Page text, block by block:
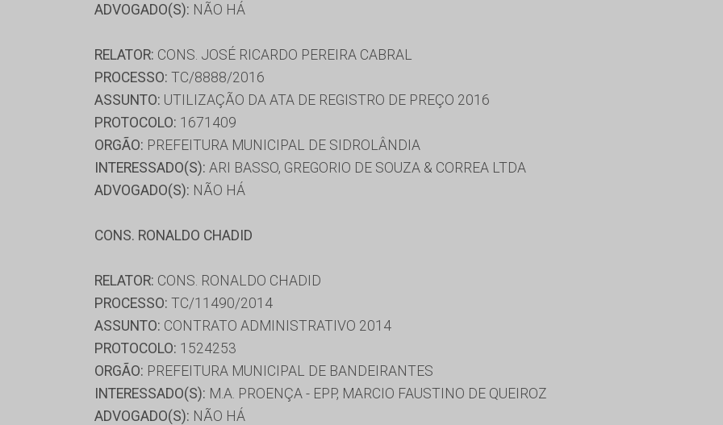
ADVOGADO(S): NÃO HÁ
RELATOR: CONS. JOSÉ RICARDO PEREIRA CABRAL
PROCESSO: TC/8888/2016
ASSUNTO: UTILIZAÇÃO DA ATA DE REGISTRO DE PREÇO 2016
PROTOCOLO: 1671409
ORGÃO: PREFEITURA MUNICIPAL DE SIDROLÂNDIA
INTERESSADO(S): ARI BASSO, GREGORIO DE SOUZA & CORREA LTDA
ADVOGADO(S): NÃO HÁ
CONS. RONALDO CHADID
RELATOR: CONS. RONALDO CHADID
PROCESSO: TC/11490/2014
ASSUNTO: CONTRATO ADMINISTRATIVO 2014
PROTOCOLO: 1524253
ORGÃO: PREFEITURA MUNICIPAL DE BANDEIRANTES
INTERESSADO(S): M.A. PROENÇA - EPP, MARCIO FAUSTINO DE QUEIROZ
ADVOGADO(S): NÃO HÁ